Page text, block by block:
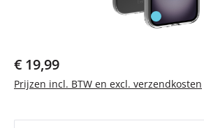
Normale prijs:
€ 19,99
Prijzen incl. BTW en excl. verzendkosten